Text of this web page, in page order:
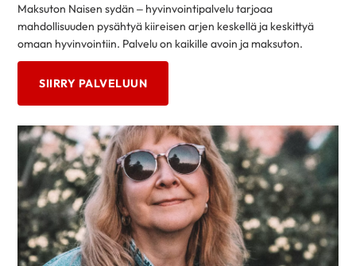
Maksuton Naisen sydän – hyvinvointipalvelu tarjoaa
mahdollisuuden pysähtyä kiireisen arjen keskellä ja keskittyä
omaan hyvinvointiin. Palvelu on kaikille avoin ja maksuton.
SIIRRY PALVELUUN